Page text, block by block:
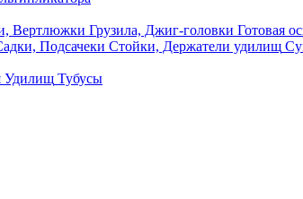
Вертлюжки Грузила, Джиг-головки Готовая
Подсачеки Стойки, Держатели удилищ
Удилищ Тубусы